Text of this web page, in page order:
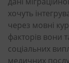
хочуть
через мовні
факторів вони
соціальних
медичних